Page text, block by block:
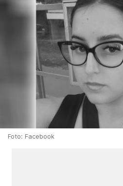
Foto: Facebook